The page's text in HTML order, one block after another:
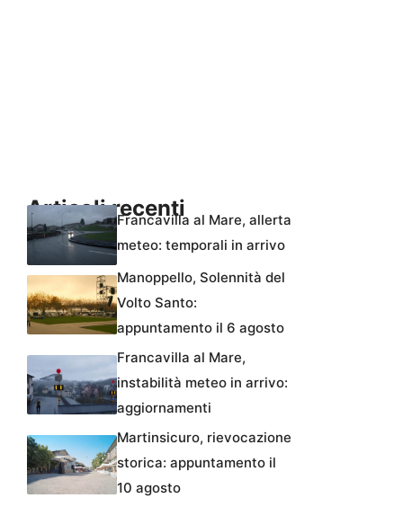
Articoli recentiFrancavilla al Mare, allerta
meteo: temporali in arrivo
Manoppello, Solennità del
Volto Santo:
appuntamento il 6 agosto
Francavilla al Mare,
instabilità meteo in arrivo:
aggiornamenti
Martinsicuro, rievocazione
storica: appuntamento il
10 agosto